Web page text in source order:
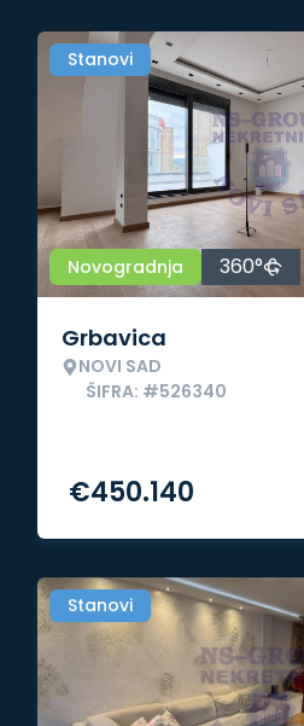
Stanovi
Novogradnja 360°
Grbavica
NOVI SAD
ŠIFRA: #526340
€450.140
Stanovi